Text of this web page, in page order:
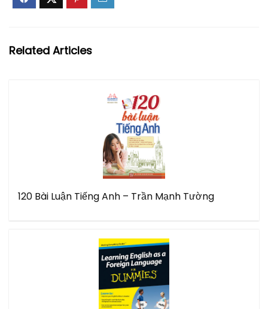
Related Articles
120 Bài Luận Tiếng Anh – Trần Mạnh Tường